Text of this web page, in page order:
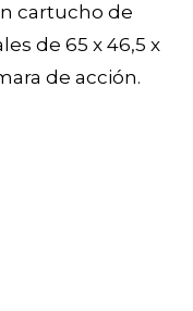
cartucho de
de 65 x 46,5 x
de acción.